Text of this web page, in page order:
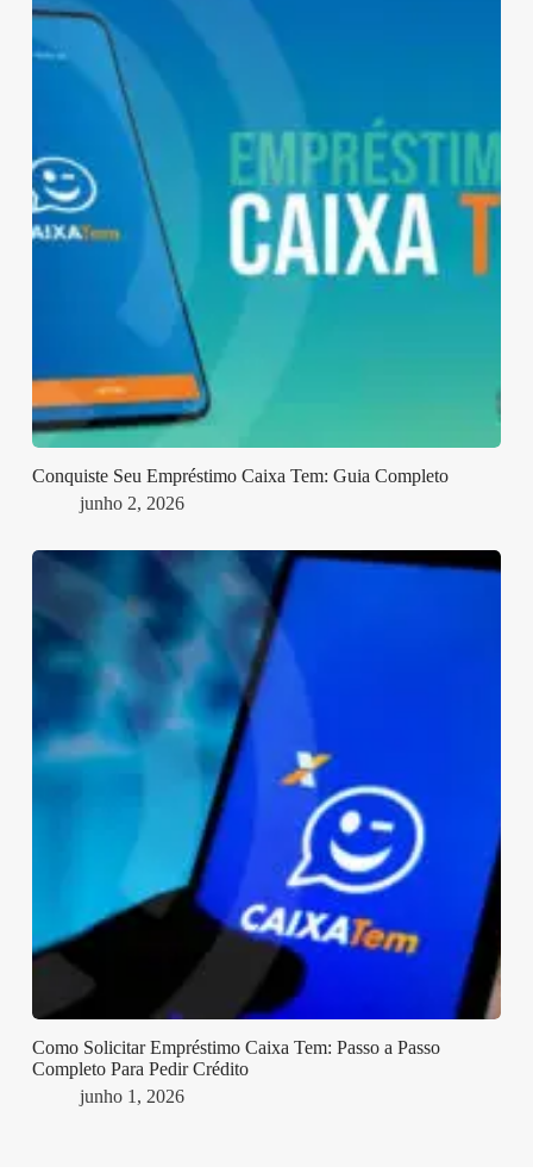
Conquiste Seu Empréstimo Caixa Tem: Guia Completo
junho 2, 2026
Como Solicitar Empréstimo Caixa Tem: Passo a Passo
Completo Para Pedir Crédito
junho 1, 2026